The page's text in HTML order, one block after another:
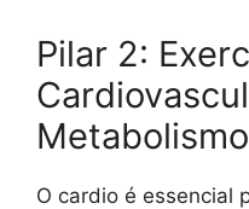
Pilar 2:
O cardio é essencial